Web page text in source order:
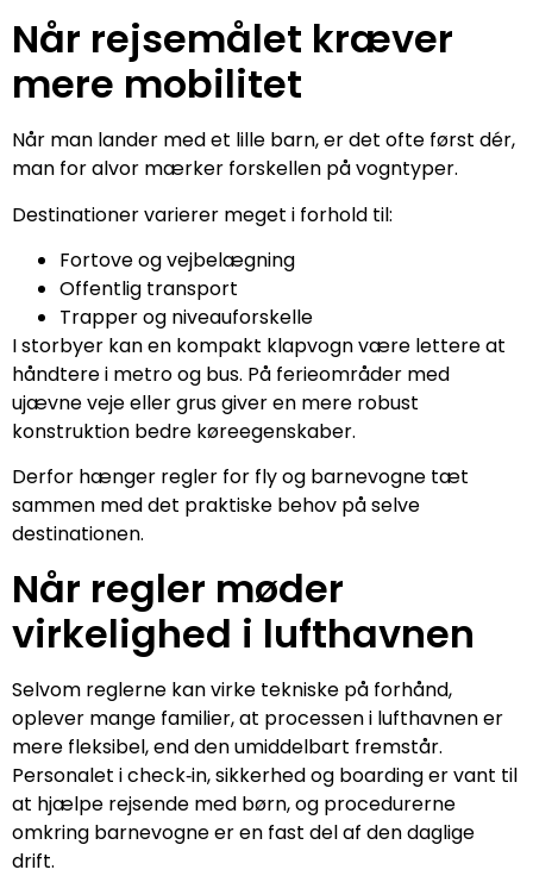
Når rejsemålet kræver
mere mobilitet
Når man lander med et lille barn, er det ofte først dér,
man for alvor mærker forskellen på vogntyper.
Destinationer varierer meget i forhold til:
Fortove og vejbelægning
Offentlig transport
Trapper og niveauforskelle
I storbyer kan en kompakt klapvogn være lettere at
håndtere i metro og bus. På ferieområder med
ujævne veje eller grus giver en mere robust
konstruktion bedre køreegenskaber.
Derfor hænger regler for fly og barnevogne tæt
sammen med det praktiske behov på selve
destinationen.
Når regler møder
virkelighed i lufthavnen
Selvom reglerne kan virke tekniske på forhånd,
oplever mange familier, at processen i lufthavnen er
mere fleksibel, end den umiddelbart fremstår.
Personalet i check‑in, sikkerhed og boarding er vant til
at hjælpe rejsende med børn, og procedurerne
omkring barnevogne er en fast del af den daglige
drift.